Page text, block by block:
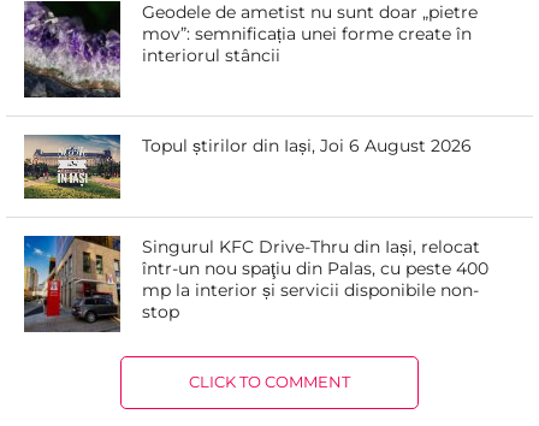
Geodele de ametist nu sunt doar „pietre
mov”: semnificația unei forme create în
interiorul stâncii
Topul știrilor din Iași, Joi 6 August 2026
Singurul KFC Drive-Thru din Iași, relocat
într-un nou spaţiu din Palas, cu peste 400
mp la interior și servicii disponibile non-
stop
CLICK TO COMMENT